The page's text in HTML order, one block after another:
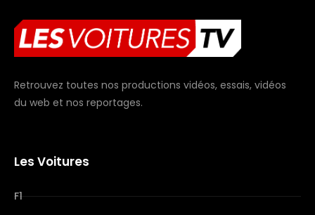
Retrouvez toutes nos productions vidéos, essais, vidéos
du web et nos reportages.
Les Voitures
F1